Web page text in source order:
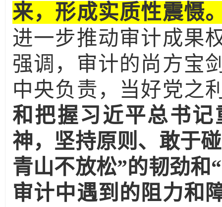
来，形成实质性震慑
进一步推动审计成果
强调，审计的尚方宝
中央负责，当好党之
和把握习近平总书
神，坚持原则、敢于
青山不放松”的韧劲和
审计中遇到的阻力和